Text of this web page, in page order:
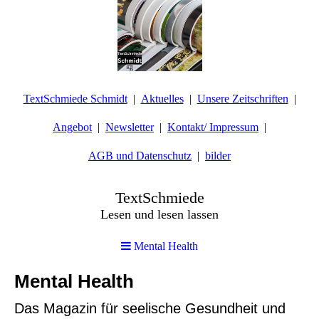
TextSchmiede Schmidt Aktuelles Unsere Zeitschriften
Angebot Newsletter Kontakt/ Impressum
AGB und Datenschutz bilder
TextSchmiede
Lesen und lesen lassen
Mental Health
Mental Health
Das Magazin für seelische Gesundheit und